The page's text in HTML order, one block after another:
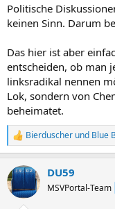
Politische
keinen Sinn. Darum
Das hier ist aber
entscheiden, ob man
linksradikal nennen
Lok, sondern von
beheimatet.
R
e
k
t
i
Bierduscher und Blue
DU59
MSVPortal-Team